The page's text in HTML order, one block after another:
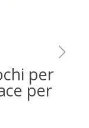
per
per